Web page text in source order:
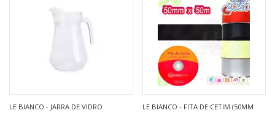
LE BIANCO - JARRA DE VIDRO
LE BIANCO - FITA DE CETIM (50MM